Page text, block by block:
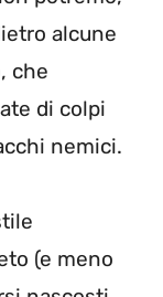
alcune
che
di colpi
nemici.
(e meno